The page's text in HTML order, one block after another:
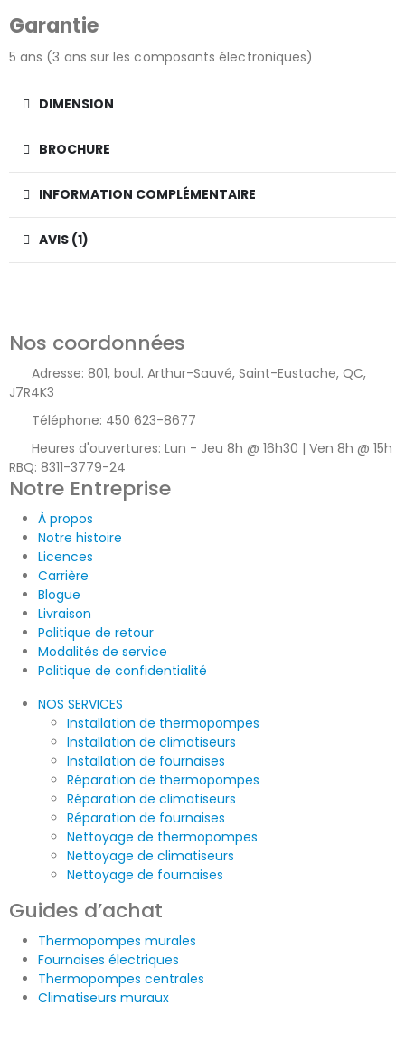
Garantie
5 ans (3 ans sur les composants électroniques)
DIMENSION
BROCHURE
INFORMATION COMPLÉMENTAIRE
AVIS (1)
Nos coordonnées
Adresse: 801, boul. Arthur-Sauvé, Saint-Eustache, QC,
J7R4K3
Téléphone: 450 623-8677
Heures d'ouvertures: Lun - Jeu 8h @ 16h30 | Ven 8h @ 15h
RBQ: 8311-3779-24
Notre Entreprise
À propos
Notre histoire
Licences
Carrière
Blogue
Livraison
Politique de retour
Modalités de service
Politique de confidentialité
NOS SERVICES
Installation de thermopompes
Installation de climatiseurs
Installation de fournaises
Réparation de thermopompes
Réparation de climatiseurs
Réparation de fournaises
Nettoyage de thermopompes
Nettoyage de climatiseurs
Nettoyage de fournaises
Guides d’achat
Thermopompes murales
Fournaises électriques
Thermopompes centrales
Climatiseurs muraux